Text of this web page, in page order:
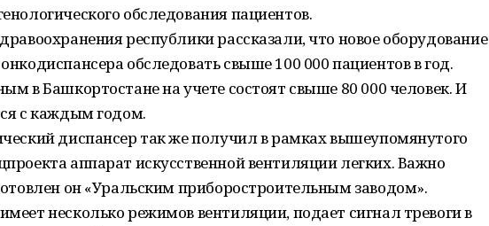
обследования пациентов.
республики рассказали, что новое оборудование
обследовать свыше 100 000 пациентов в год.
в Башкортостане на учете состоят свыше 80 000 человек. И
с каждым годом.
диспансер так же получил в рамках вышеупомянутого
аппарат искусственной вентиляции легких. Важно
он «Уральским приборостроительным заводом».
несколько режимов вентиляции, подает сигнал тревоги в